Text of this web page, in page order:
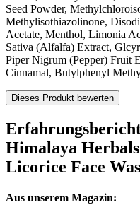
Seed Powder,
Methylisothiazolinone,
Acetate, Menthol, Limonia
Sativa (Alfalfa) Extract,
Piper Nigrum (Pepper) Fruit
Cinnamal, Butylphenyl
Dieses Produkt bewerten
Himalaya
Licorice Face
Aus unserem Magazin: